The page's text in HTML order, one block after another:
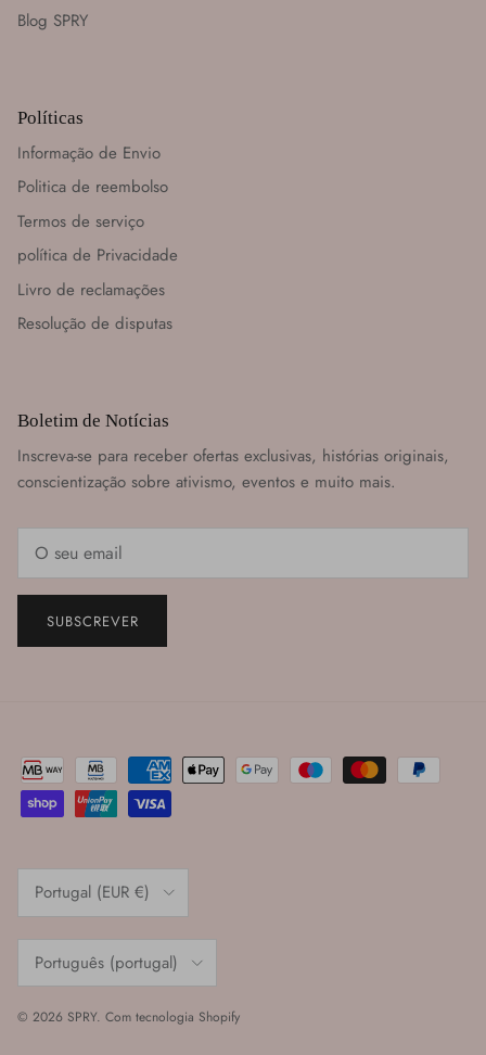
Blog SPRY
Políticas
Informação de Envio
Politica de reembolso
Termos de serviço
política de Privacidade
Livro de reclamações
Resolução de disputas
Boletim de Notícias
Inscreva-se para receber ofertas exclusivas, histórias originais,
conscientização sobre ativismo, eventos e muito mais.
SUBSCREVER
Portugal (EUR €)
Português (portugal)
© 2026 SPRY. Com tecnologia Shopify